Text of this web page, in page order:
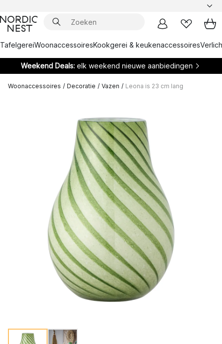
TafelgereiWoonaccessoiresKookgerei & keukenaccessoires
Weekend Deals: elk weekend nieuwe aanbiedingen
Woonaccessoires / Decoratie / Vazen / Leona is 23 cm lang